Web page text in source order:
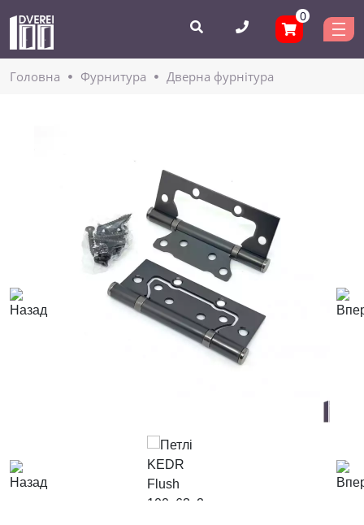
0
Головнa Фурнитура Дверна фурнітура